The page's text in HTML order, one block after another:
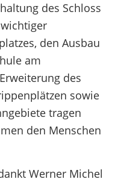
des Schloss
den Ausbau
am
des
sowie
tragen
den Menschen
Werner Michel